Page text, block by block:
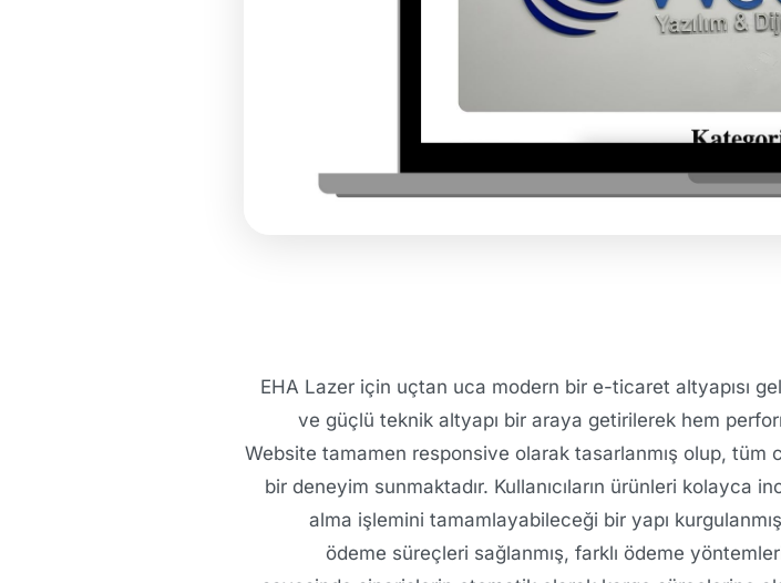
EHA Lazer için uçtan uca modern bir e-ticaret altyapısı
ve güçlü teknik altyapı bir araya getirilerek hem
Website tamamen responsive olarak tasarlanmış olup, tüm
bir deneyim sunmaktadır. Kullanıcıların ürünleri kolayca
alma işlemini tamamlayabileceği bir yapı
ödeme süreçleri sağlanmış, farklı ödeme